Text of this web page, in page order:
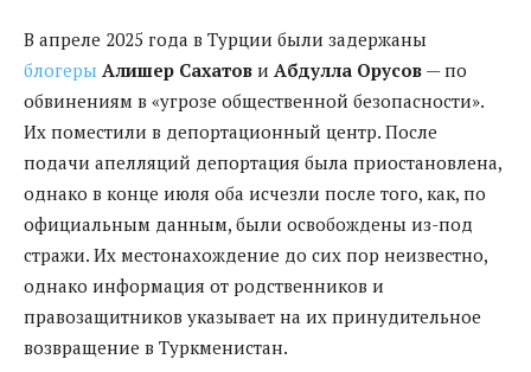
В апреле 2025 года в Турции были задержаны
блогеры Алишер Сахатов и Абдулла Орусов — по
обвинениям в «угрозе общественной безопасности».
Их поместили в депортационный центр. После
подачи апелляций депортация была приостановлена,
однако в конце июля оба исчезли после того, как, по
официальным данным, были освобождены из-под
стражи. Их местонахождение до сих пор неизвестно,
однако информация от родственников и
правозащитников указывает на их принудительное
возвращение в Туркменистан.